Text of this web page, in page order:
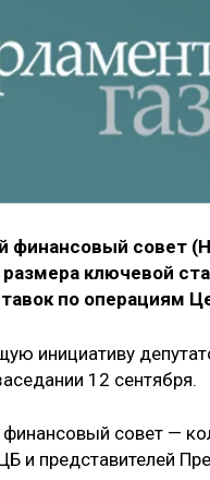
финансовый совет
ключевой
по операциям
инициативу
12 сентября.
совет —
и представителей